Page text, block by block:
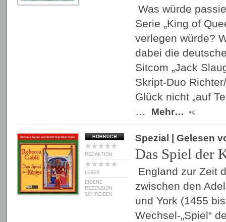
Was würde
Serie „King of
verlegen würde?
dabei die
Sitcom „Jack
Skript-Duo
Glück nicht „auf
…
Mehr…
HÖRBUCH
REDAKTION
LESER
EIGENE
REZENSION
SCHREIBEN
Spezial | Gelesen
Das Spiel der
England zur Zeit
zwischen den
und York (1455
Wechsel-„Spiel“